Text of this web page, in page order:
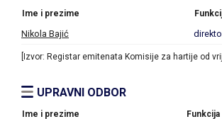
Ime i prezime
Nikola Bajić
[Izvor: Registar emitenata Komisije za hartije od
UPRAVNI ODBOR
Ime i prezime Funkcija